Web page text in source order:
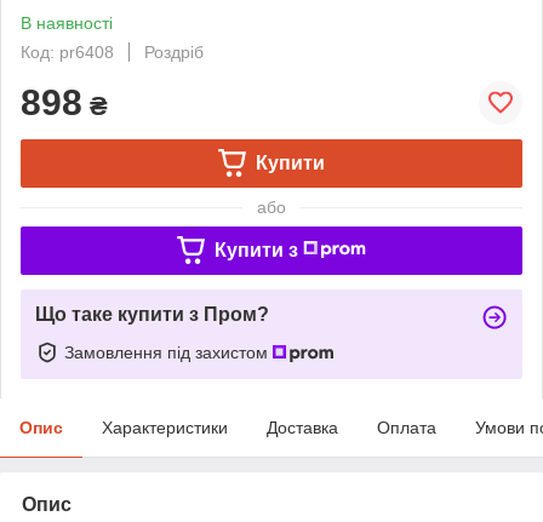
В наявності
Код: pr6408
Роздріб
898 ₴
Купити
або
Купити з
Що таке купити з Пром?
Замовлення під захистом
Опис Характеристики Доставка Оплата Умови
Опис